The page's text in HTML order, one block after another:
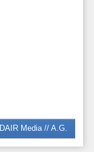
DAIR Media // A.G.